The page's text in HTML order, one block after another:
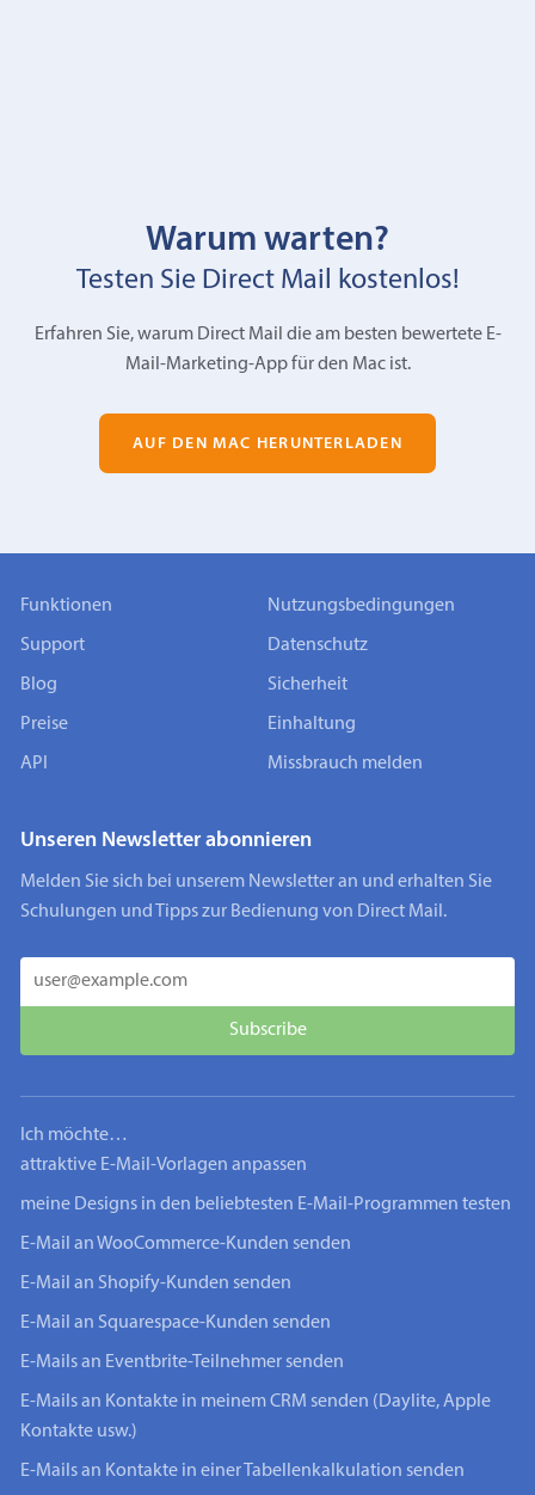
Warum warten?
Testen Sie Direct Mail kostenlos!
Erfahren Sie, warum Direct Mail die am besten bewertete E-
Mail-Marketing-App für den Mac ist.
AUF DEN MAC HERUNTERLADEN
Funktionen
Support
Blog
Preise
API
Nutzungsbedingungen
Datenschutz
Sicherheit
Einhaltung
Missbrauch melden
Unseren Newsletter abonnieren
Melden Sie sich bei unserem Newsletter an und erhalten Sie
Schulungen und Tipps zur Bedienung von Direct Mail.
Ich möchte…
attraktive E-Mail-Vorlagen anpassen
meine Designs in den beliebtesten E-Mail-Programmen testen
E-Mail an WooCommerce-Kunden senden
E-Mail an Shopify-Kunden senden
E-Mail an Squarespace-Kunden senden
E-Mails an Eventbrite-Teilnehmer senden
E-Mails an Kontakte in meinem CRM senden (Daylite, Apple
Kontakte usw.)
E-Mails an Kontakte in einer Tabellenkalkulation senden